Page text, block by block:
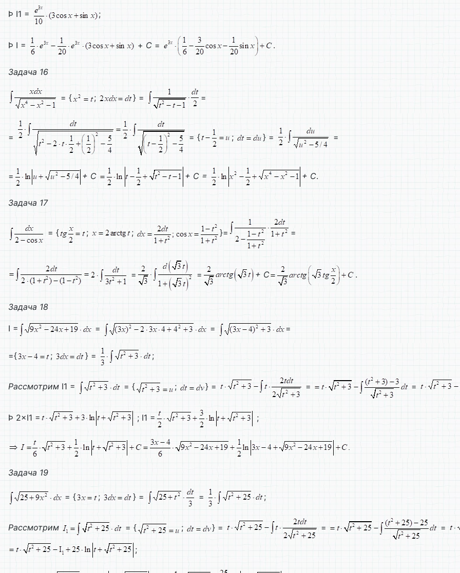
Þ I1 = ;
Þ I = + C = .
Задача 16
= { ; } = =
= = { ; } = =
= + C + C = + C.
Задача 17
= { ; ; }= =
= = + C .
Задача 18
I = = = =
={ ; } = ;
Рассмотрим I1 = = { ; } = = =
Þ 2×I1 = ; I1 = ;
Задача 19
= { ; } = = ;
Рассмотрим = { ; } = = =
;